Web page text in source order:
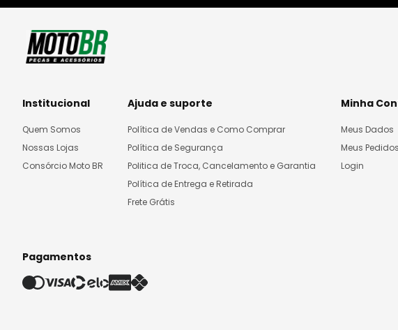
Institucional
Quem Somos
Nossas Lojas
Consórcio Moto BR
Ajuda e suporte
Política de Vendas e Como Comprar
Política de Segurança
Politica de Troca, Cancelamento e Garantia
Política de Entrega e Retirada
Frete Grátis
Minha
Meus Dados
Meus Pedidos
Login
Pagamentos